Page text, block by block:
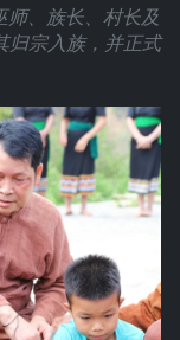
师、族长、村长及
归宗入族，并正式